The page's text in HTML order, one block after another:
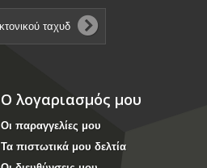
Ο λογαριασμός μου
Οι παραγγελίες μου
Τα πιστωτικά μου δελτία